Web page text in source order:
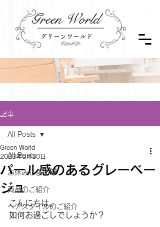
Green World
グリーンワールド
記事
All Posts
お休みします😺
商品のご紹介
ヘアスタイルのご紹介
All Posts
パール感のあるグレーベー
ジュ
Green World
2023年6月30日
こんにちは。
如何お過ごしでしょうか？